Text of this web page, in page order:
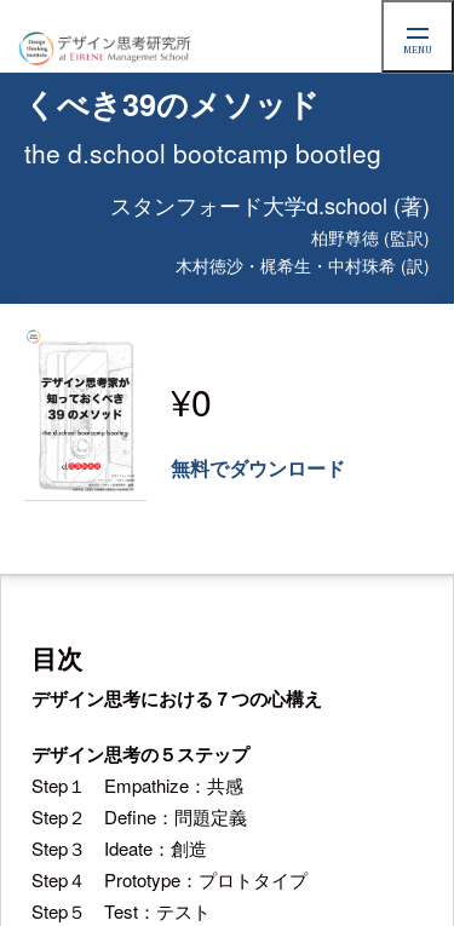
MENU
デザイン思考家が知ってお
くべき39のメソッド
the d.school bootcamp bootleg
スタンフォード大学d.school (著)
柏野尊徳 (監訳)
木村徳沙・梶希生・中村珠希 (訳)
¥0
無料でダウンロード
目次
デザイン思考における７つの心構え
デザイン思考の５ステップ
Step１ Empathize：共感
Step２ Define：問題定義
Step３ Ideate：創造
Step４ Prototype：プロトタイプ
Step５ Test：テスト